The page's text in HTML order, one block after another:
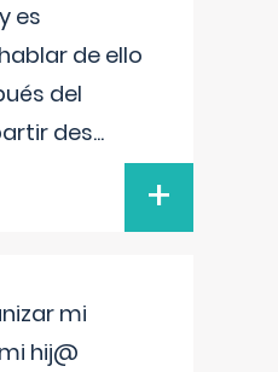
es
de ello
del
des...
+
mi
hij@